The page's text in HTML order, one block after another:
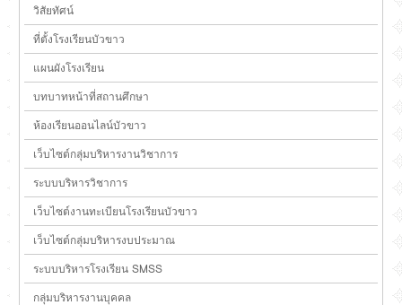
วิสัยทัศน์
ที่ตั้งโรงเรียนบัวขาว
แผนผังโรงเรียน
บทบาทหน้าที่สถานศึกษา
ห้องเรียนออนไลน์บัวขาว
เว็บไซต์กลุ่มบริหารงานวิชาการ
ระบบบริหารวิชาการ
เว็บไซต์งานทะเบียนโรงเรียนบัวขาว
เว็บไซต์กลุ่มบริหารงบประมาณ
ระบบบริหารโรงเรียน SMSS
กลุ่มบริหารงานบุคคล